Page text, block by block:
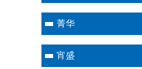
菁华
宵盛